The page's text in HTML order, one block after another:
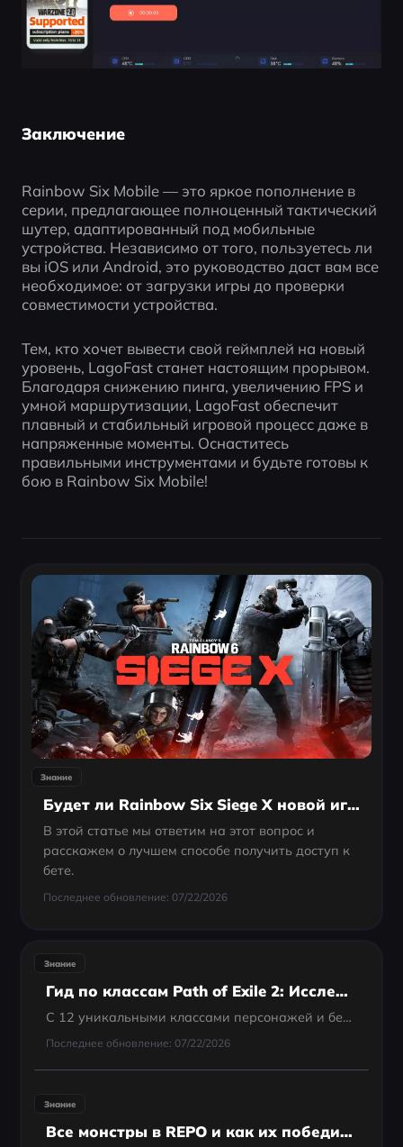
Заключение
Rainbow Six Mobile — это яркое пополнение в
серии, предлагающее полноценный тактический
шутер, адаптированный под мобильные
устройства. Независимо от того, пользуетесь ли
вы iOS или Android, это руководство даст вам все
необходимое: от загрузки игры до проверки
совместимости устройства.
Тем, кто хочет вывести свой геймплей на новый
уровень, LagoFast станет настоящим прорывом.
Благодаря снижению пинга, увеличению FPS и
умной маршрутизации, LagoFast обеспечит
плавный и стабильный игровой процесс даже в
напряженные моменты. Оснаститесь
правильными инструментами и будьте готовы к
бою в Rainbow Six Mobile!
Знание
Будет ли Rainbow Six Siege X новой игрой?
В этой статье мы ответим на этот вопрос и
расскажем о лучшем способе получить доступ к
бете.
Последнее обновление: 07/22/2026
Знание
Гид по классам Path of Exile 2: Исследуйте новые классы
С 12 уникальными классами персонажей и бесчисленными стилями игры, каждый игрок найдет что-то по своему вкусу, будь то магия, призыв миньонов или ближний бой.
Последнее обновление: 07/22/2026
Знание
Все монстры в REPO и как их победить